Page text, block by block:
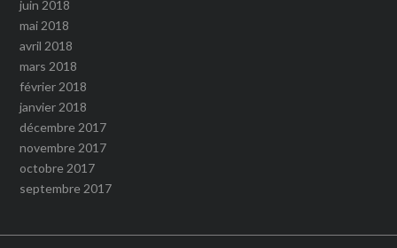
juin 2018
mai 2018
avril 2018
mars 2018
février 2018
janvier 2018
décembre 2017
novembre 2017
octobre 2017
septembre 2017